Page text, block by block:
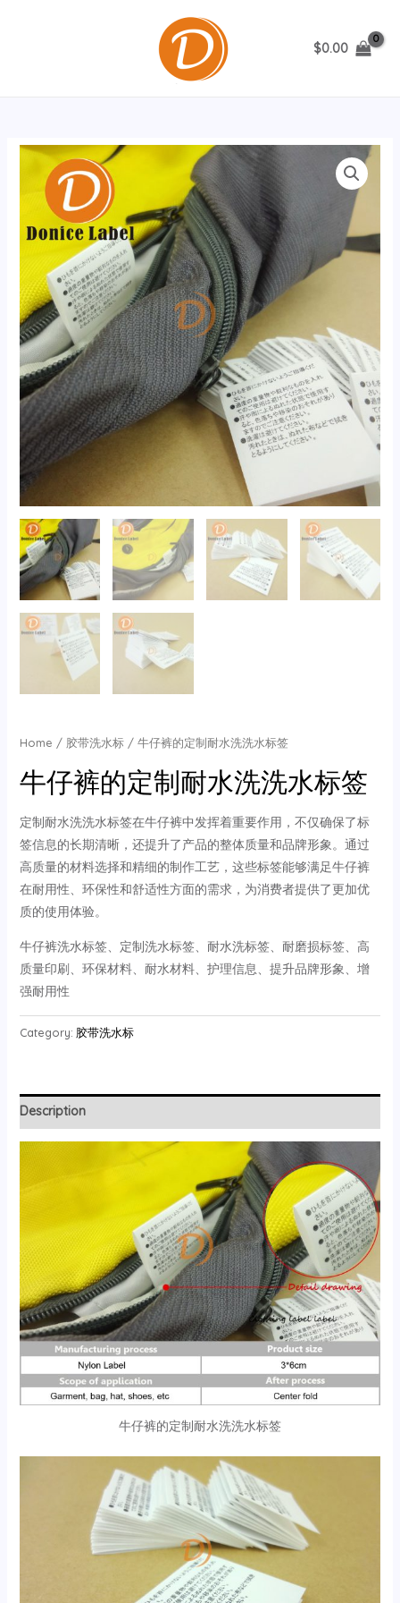
$0.00
Home / 胶带洗水标/ 牛仔裤的定制耐水洗洗水标签
牛仔裤的定制耐水洗洗水标签
定制耐水洗洗水标签在牛仔裤中发挥着重要作用，不仅确保了标
签信息的长期清晰，还提升了产品的整体质量和品牌形象。通过
高质量的材料选择和精细的制作工艺，这些标签能够满足牛仔裤
在耐用性、环保性和舒适性方面的需求，为消费者提供了更加优
质的使用体验。
牛仔裤洗水标签、定制洗水标签、耐水洗标签、耐磨损标签、高
质量印刷、环保材料、耐水材料、护理信息、提升品牌形象、增
强耐用性
Category: 胶带洗水标
Description
牛仔裤的定制耐水洗洗水标签